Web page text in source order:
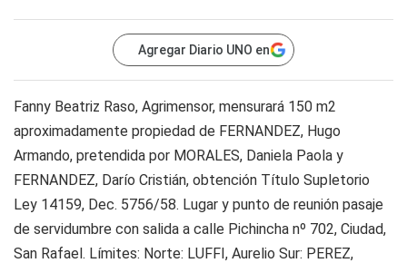
Agregar Diario UNO en
Fanny Beatriz Raso, Agrimensor, mensurará 150 m2
aproximadamente propiedad de FERNANDEZ, Hugo
Armando, pretendida por MORALES, Daniela Paola y
FERNANDEZ, Darío Cristián, obtención Título Supletorio
Ley 14159, Dec. 5756/58. Lugar y punto de reunión pasaje
de servidumbre con salida a calle Pichincha nº 702, Ciudad,
San Rafael. Límites: Norte: LUFFI, Aurelio Sur: PEREZ,